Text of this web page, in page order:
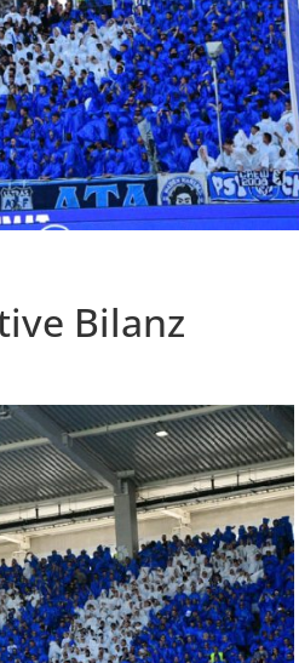
Bilanz